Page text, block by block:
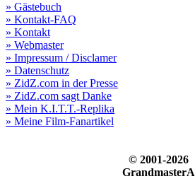
» Gästebuch
» Kontakt-FAQ
» Kontakt
» Webmaster
» Impressum / Disclamer
» Datenschutz
» ZidZ.com in der Presse
» ZidZ.com sagt Danke
» Mein K.I.T.T.-Replika
» Meine Film-Fanartikel
© 2001-2026
GrandmasterA